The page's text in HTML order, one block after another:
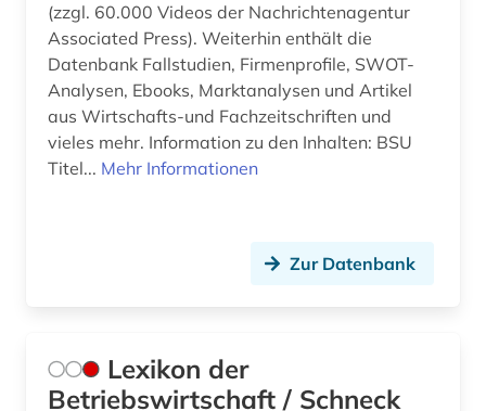
wirtschaftsinformation (8)
wirtschaftspresse (1)
wirtschaftstheorie (1)
(zzgl. 60.000 Videos der Nachrichtenagentur
Associated Press). Weiterhin enthält die
Datenbank Fallstudien, Firmenprofile, SWOT-
Analysen, Ebooks, Marktanalysen und Artikel
aus Wirtschafts-und Fachzeitschriften und
vieles mehr. Information zu den Inhalten: BSU
Titel... Mehr Informationen
Zur Datenbank
Lexikon der
Betriebswirtschaft / Schneck